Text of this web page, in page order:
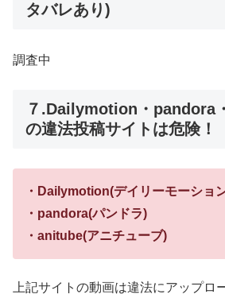
タバレあり)
調査中
７.Dailymotion・pandora
の違法投稿サイトは危険！
・Dailymotion(デイリーモーショ
・pandora(パンドラ)
・anitube(アニチューブ)
上記サイトの動画は違法にアップロ